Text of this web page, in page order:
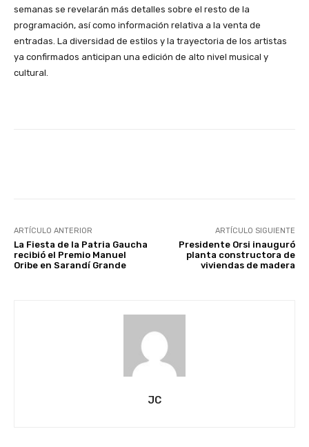
semanas se revelarán más detalles sobre el resto de la
programación, así como información relativa a la venta de
entradas. La diversidad de estilos y la trayectoria de los artistas
ya confirmados anticipan una edición de alto nivel musical y
cultural.
ARTÍCULO ANTERIOR
La Fiesta de la Patria Gaucha
recibió el Premio Manuel
Oribe en Sarandí Grande
ARTÍCULO SIGUIENTE
Presidente Orsi inauguró
planta constructora de
viviendas de madera
JC